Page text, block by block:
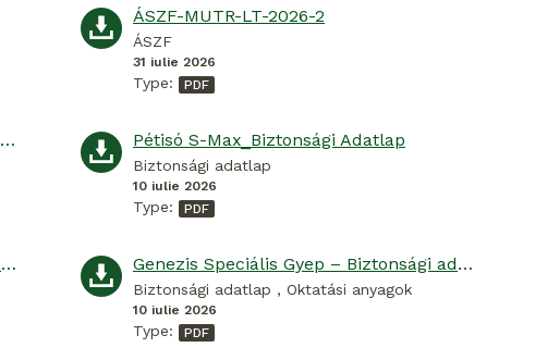
ÁSZF-MUTR-LT-2026-2
ÁSZF
31 iulie 2026
Type:
Pétisó S-Max_SICHERHEITSDATENBLATT Pétisó S-Max_Biztonsági Adatlap
Biztonsági adatlap
10 iulie 2026
Type:
Genezis Speciális Őszi Gyep – Biztonsági adatlap Genezis Speciális Gyep – Biztonsági adatlap
Biztonsági adatlap , Oktatási anyagok
10 iulie 2026
Type: